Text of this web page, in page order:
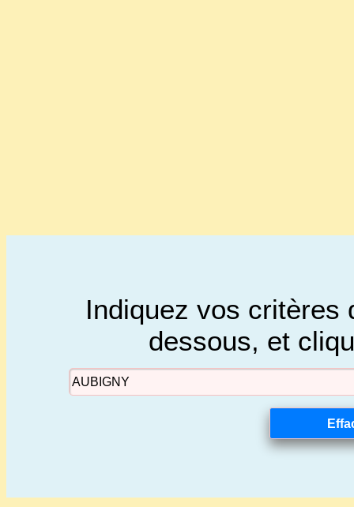
Indiquez vos critères
dessous, et